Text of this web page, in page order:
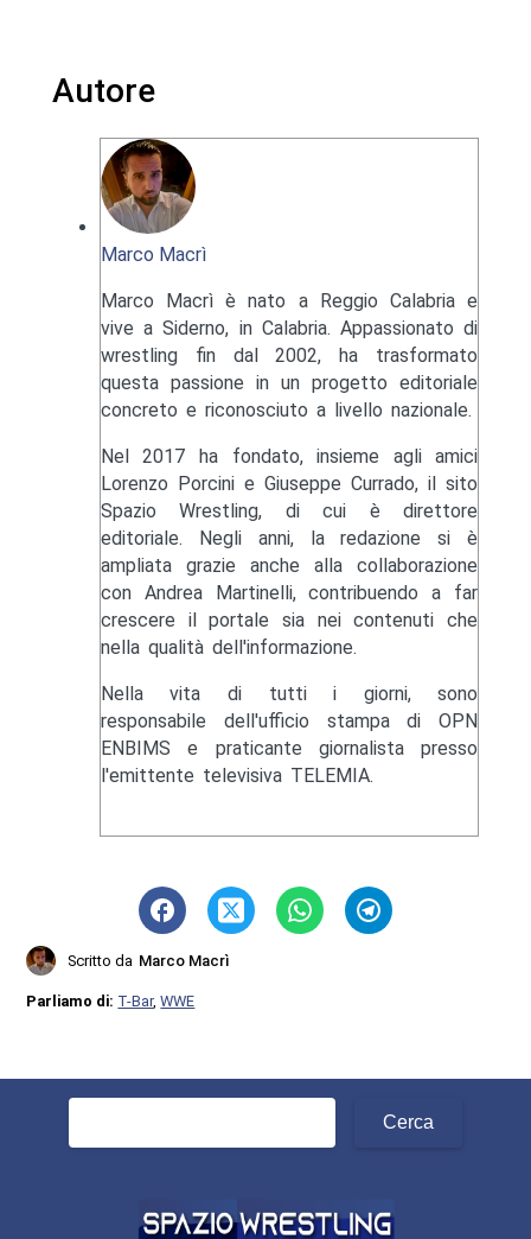
Autore
Marco Macrì
Marco Macrì è nato a Reggio Calabria e
vive a Siderno, in Calabria. Appassionato di
wrestling fin dal 2002, ha trasformato
questa passione in un progetto editoriale
concreto e riconosciuto a livello nazionale.
Nel 2017 ha fondato, insieme agli amici
Lorenzo Porcini e Giuseppe Currado, il sito
Spazio Wrestling, di cui è direttore
editoriale. Negli anni, la redazione si è
ampliata grazie anche alla collaborazione
con Andrea Martinelli, contribuendo a far
crescere il portale sia nei contenuti che
nella qualità dell'informazione.
Nella vita di tutti i giorni, sono
responsabile dell'ufficio stampa di OPN
ENBIMS e praticante giornalista presso
l'emittente televisiva TELEMIA.
Scritto da Marco Macrì
Parliamo di: T-Bar,WWE